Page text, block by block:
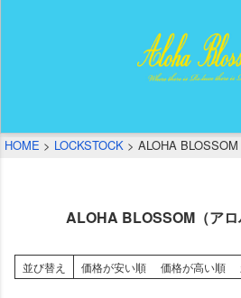
HOME LOCKSTOCK ALOHA BLOSSOM
ALOHA BLOSSOM（アロ
並び替え 価格が安い順 価格が高い順